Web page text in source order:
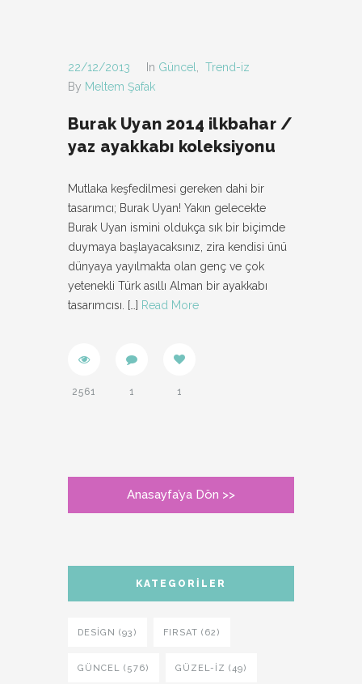
22/12/2013 In Güncel
Trend-iz
By Meltem Şafak
Burak Uyan 2014 ilkbahar /
yaz ayakkabı koleksiyonu
Mutlaka keşfedilmesi gereken dahi bir
tasarımcı; Burak Uyan! Yakın gelecekte
Burak Uyan ismini oldukça sık bir biçimde
duymaya başlayacaksınız, zira kendisi ünü
dünyaya yayılmakta olan genç ve çok
yetenekli Türk asıllı Alman bir ayakkabı
tasarımcısı.
[…] Read More
2561 1 1
Anasayfa’ya Dön >>
KATEGORILER
DESIGN (93) FIRSAT (62)
GÜNCEL (576) GÜZEL-IZ (49)